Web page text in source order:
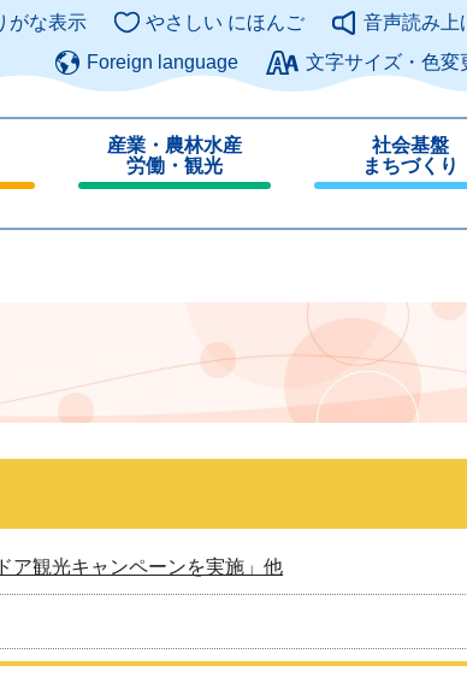
このページの本文へ
がな表示 やさしい にほんご
音声読み上
Foreign language
文字サイズ・色変
産業・農林水産
労働・観光
じ
社会基盤
まちづくり
じ
ア観光キャンペーンを実施」他